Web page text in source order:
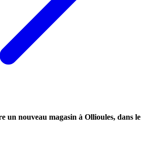
un nouveau magasin à Ollioules, dans le